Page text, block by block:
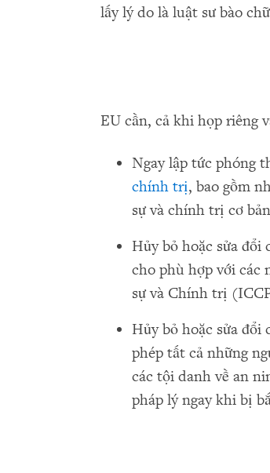
lấy lý do là luật sư bào
EU cần, cả khi họp riêng
Ngay lập tức phóng
chính trị, bao gồm
sự và chính trị cơ
Hủy bỏ hoặc sửa đổi
cho phù hợp với các
sự và Chính trị
Hủy bỏ hoặc sửa đổi
phép tất cả những
các tội danh về an
pháp lý ngay khi bị